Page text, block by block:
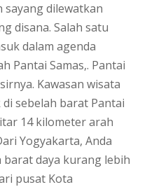
sayang dilewatkan
disana. Salah satu
dalam agenda
Pantai Samas,. Pantai
Kawasan wisata
sebelah barat Pantai
14 kilometer arah
Yogyakarta, Anda
daya kurang lebih
pusat Kota